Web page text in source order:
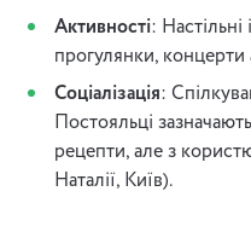
Активності: Настільні
прогулянки, концерти
Соціалізація:
Постояльці
рецепти, але з
Наталії, Київ).